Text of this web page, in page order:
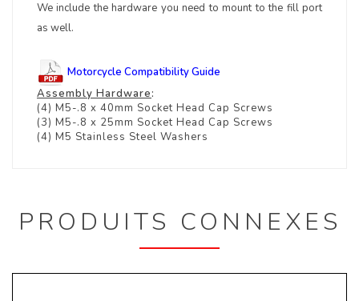
We include the hardware you need to mount to the fill port
as well.
Motorcycle Compatibility Guide
Assembly Hardware:
(4) M5-.8 x 40mm Socket Head Cap Screws
(3) M5-.8 x 25mm Socket Head Cap Screws
(4) M5 Stainless Steel Washers
PRODUITS CONNEXES